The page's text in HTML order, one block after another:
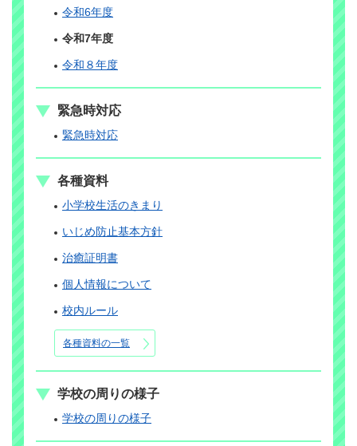
令和6年度
令和7年度
令和８年度
緊急時対応
緊急時対応
各種資料
小学校生活のきまり
いじめ防止基本方針
治癒証明書
個人情報について
校内ルール
各種資料の一覧
学校の周りの様子
学校の周りの様子